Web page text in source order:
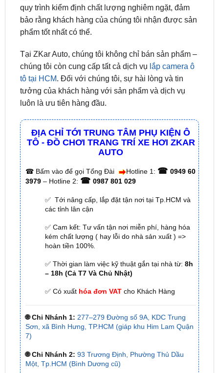
phẩm tốt nhất có thể.
Tại ZKar Auto, chúng tôi không chỉ bán sản phẩm –
tô tại HCM. Đối với chúng tôi, sự hài lòng và tin
tưởng của khách hàng với sản phẩm và dịch vụ
luôn là ưu tiên hàng đầu.
ĐỊA CHỈ TỚI TRUNG TÂM PHỤ KIỆN Ô
TÔ - ĐỒ CHƠI TRANG TRÍ XE HƠI ZKAR
☎Bấm vào để gọi Tổng Đài Hotline 1:☎ 0949 60
0987 801 029
✅ Tới nâng cấp, lắp đặt tận nơi tại Tp.HCM và
các tỉnh lân cận
✅ Cam kết: Tư vấn tận nơi miễn phí, hàng hóa
kém chất lượng ( hay lỗi do nhà sản xuất ) =>
✅ Thời gian làm việc kỹ thuật gắn tại nhà từ:8h
– 18h (Cả T7 Và Chủ Nhật)
✅ Có xuấthóa đơn VATcho Khách Hàng
🌐 Chi Nhánh 1: 277–279 Đường số 9A, KDC Trung
🌐 Chi Nhánh 2: 93 Trương Định, Phường Thủ Dầu
Một, Tp.HCM (Bình Dương cũ)
🌐 Chi Nhánh 3: Huỳnh Tấn Phát, Quận 7, Tp.HCM